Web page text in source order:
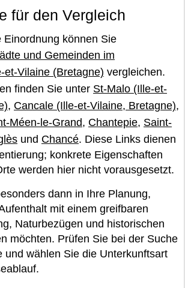
für den Vergleich
Einordnung können Sie
und Gemeinden im
et-Vilaine (Bretagne) vergleichen.
finden Sie unter St-Malo (Ille-et-
, Cancale (Ille-et-Vilaine, Bretagne),
Méen-le-Grand, Chantepie, Saint-
und Chancé. Diese Links dienen
konkrete Eigenschaften
werden hier nicht vorausgesetzt.
dann in Ihre Planung,
mit einem greifbaren
Naturbezügen und historischen
möchten. Prüfen Sie bei der Suche
und wählen Sie die Unterkunftsart